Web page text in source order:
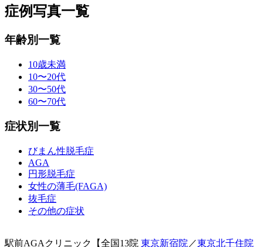
症例写真一覧
年齢別一覧
10歳未満
10〜20代
30〜50代
60〜70代
症状別一覧
びまん性脱毛症
AGA
円形脱毛症
女性の薄毛(FAGA)
抜毛症
その他の症状
駅前AGAクリニック【全国13院 東京新宿院 ／東京北千住院